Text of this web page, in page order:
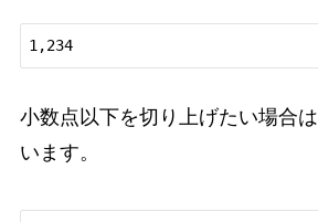
1,234
小数点以下を切り上げたい場合は
います。